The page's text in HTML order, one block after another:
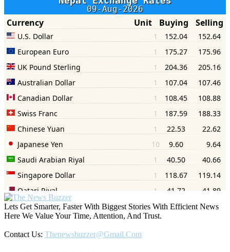
Lets Get Smarter, Faster With Biggest Stories With Efficient News
Here We Value Your Time, Attention, And Trust.
Contact Us: Thenewsbuzzer@gmail.com